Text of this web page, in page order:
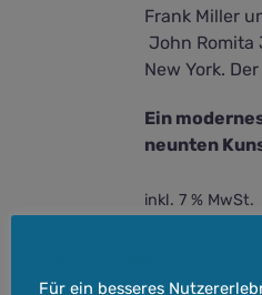
Frank Miller
John Romita
New York.
Ein
neunten
inkl. 7 % MwSt.
Für ein besseres